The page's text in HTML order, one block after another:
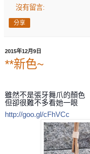
沒有留言:
分享
2015年12月9日
**新色~
雖然不是張牙舞爪的顏色
但卻很難不多看她一眼
http://goo.gl/cFhVCc